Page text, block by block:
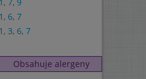
1 , 6, 7
1 , 3, 6, 7
Obsahuje alergeny